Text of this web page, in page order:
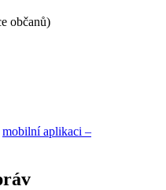
občanů)
mobilní aplikaci –